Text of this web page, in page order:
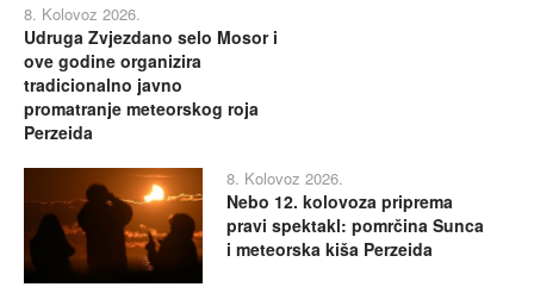
8. Kolovoz 2026.
Udruga Zvjezdano selo Mosor i
ove godine organizira
tradicionalno javno
promatranje meteorskog roja
Perzeida
8. Kolovoz 2026.
Nebo 12. kolovoza priprema
pravi spektakl: pomrčina Sunca
i meteorska kiša Perzeida